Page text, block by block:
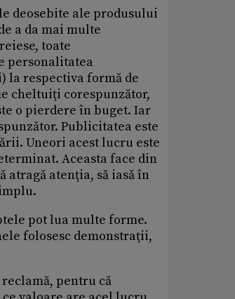
deosebite ale produsului
a da mai multe
toate
personalitatea
la respectiva formă de
cheltuiţi corespunzător,
o pierdere în buget. Iar
Publicitatea este
Uneori acest lucru este
Aceasta face din
atenţia, să iasă în
pot lua multe forme.
folosesc demonstraţii,
pentru că